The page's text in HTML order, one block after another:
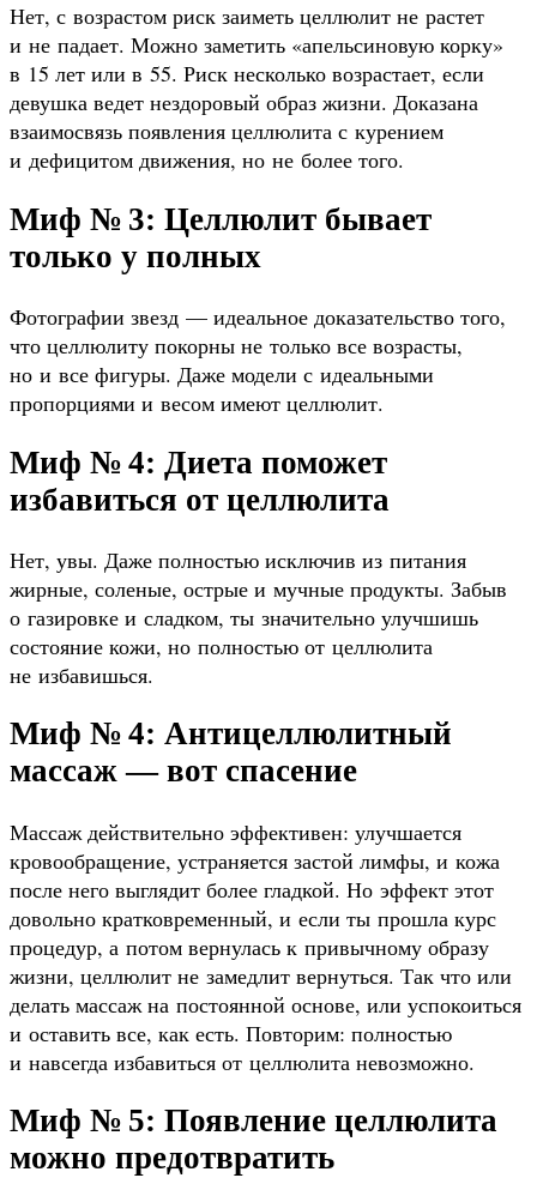
Нет, с возрастом риск заиметь целлюлит не растет
и не падает. Можно заметить «апельсиновую корку»
в 15 лет или в 55. Риск несколько возрастает, если
девушка ведет нездоровый образ жизни. Доказана
взаимосвязь появления целлюлита с курением
и дефицитом движения, но не более того.
Миф № 3: Целлюлит бывает
только у полных
Фотографии звезд — идеальное доказательство того,
что целлюлиту покорны не только все возрасты,
но и все фигуры. Даже модели с идеальными
пропорциями и весом имеют целлюлит.
Миф № 4: Диета поможет
избавиться от целлюлита
Нет, увы. Даже полностью исключив из питания
жирные, соленые, острые и мучные продукты. Забыв
о газировке и сладком, ты значительно улучшишь
состояние кожи, но полностью от целлюлита
не избавишься.
Миф № 4: Антицеллюлитный
массаж — вот спасение
Массаж действительно эффективен: улучшается
кровообращение, устраняется застой лимфы, и кожа
после него выглядит более гладкой. Но эффект этот
довольно кратковременный, и если ты прошла курс
процедур, а потом вернулась к привычному образу
жизни, целлюлит не замедлит вернуться. Так что или
делать массаж на постоянной основе, или успокоиться
и оставить все, как есть. Повторим: полностью
и навсегда избавиться от целлюлита невозможно.
Миф № 5: Появление целлюлита
можно предотвратить